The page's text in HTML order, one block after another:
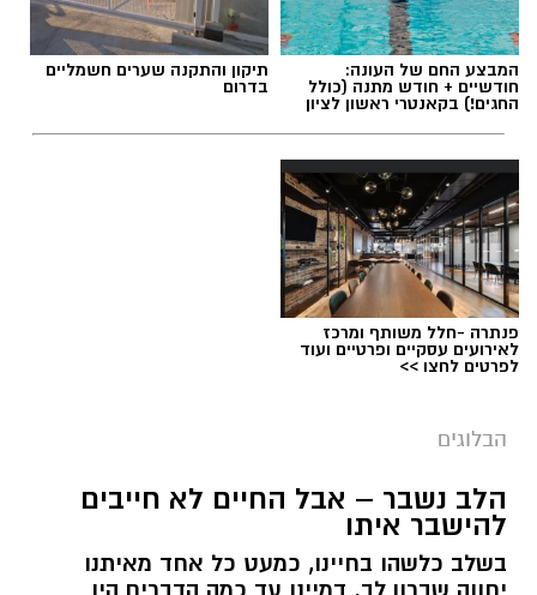
יש לכם מידע חשוב שטרם נחשף? צילומים מאירוע
חדשותי? מצאתם טעות בכתבה? נשמח שתשתפו
אותנו
המבצע החם של העונה:
חודשיים + חודש מתנה (כולל
החגים!) בקאנטרי ראשון לציון
תיקון והתקנה שערים חשמליים
בדרום
פנתרה -חלל משותף ומרכז
לאירועים עסקיים ופרטיים ועוד
לפרטים לחצו >>
הבלוגים
הלב נשבר – אבל החיים לא חייבים
להישבר איתו
בשלב כלשהו בחיינו, כמעט כל אחד מאיתנו